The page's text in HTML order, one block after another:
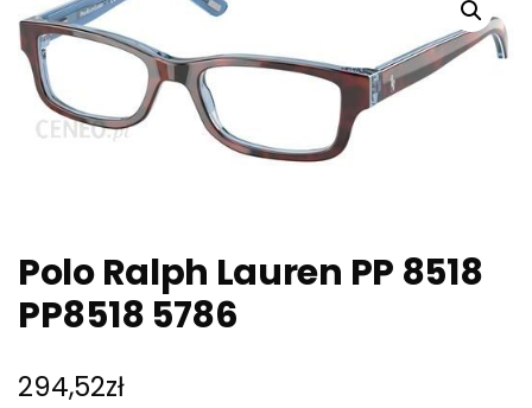
Polo Ralph Lauren PP 8518
PP8518 5786
294,52zł